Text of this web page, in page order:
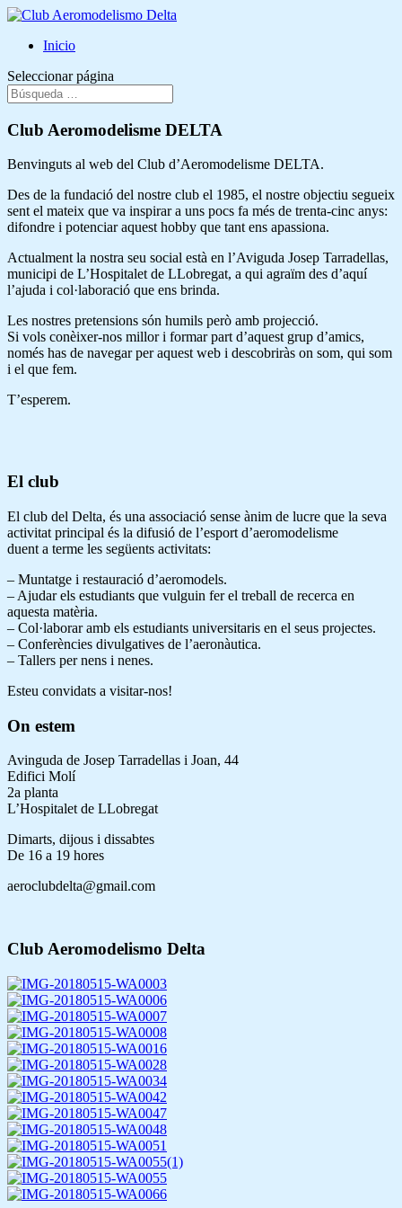
Inicio
Seleccionar página
Club Aeromodelisme DELTA
Benvinguts al web del Club d’Aeromodelisme DELTA.
Des de la fundació del nostre club el 1985, el nostre objectiu segueix
sent el mateix que va inspirar a uns pocs fa més de trenta-cinc anys:
difondre i potenciar aquest hobby que tant ens apassiona.
Actualment la nostra seu social està en l’Aviguda Josep Tarradellas,
municipi de L’Hospitalet de LLobregat, a qui agraïm des d’aquí
l’ajuda i col·laboració que ens brinda.
Les nostres pretensions són humils però amb projecció.
Si vols conèixer-nos millor i formar part d’aquest grup d’amics,
només has de navegar per aquest web i descobriràs on som, qui som
i el que fem.
T’esperem.
El club
El club del Delta, és una associació sense ànim de lucre que la seva
activitat principal és la difusió de l’esport d’aeromodelisme
duent a terme les següents activitats:
– Muntatge i restauració d’aeromodels.
– Ajudar els estudiants que vulguin fer el treball de recerca en
aquesta matèria.
– Col·laborar amb els estudiants universitaris en el seus projectes.
– Conferències divulgatives de l’aeronàutica.
– Tallers per nens i nenes.
Esteu convidats a visitar-nos!
On estem
Avinguda de Josep Tarradellas i Joan, 44
Edifici Molí
2a planta
L’Hospitalet de LLobregat
Dimarts, dijous i dissabtes
De 16 a 19 hores
aeroclubdelta@gmail.com
Club Aeromodelismo Delta